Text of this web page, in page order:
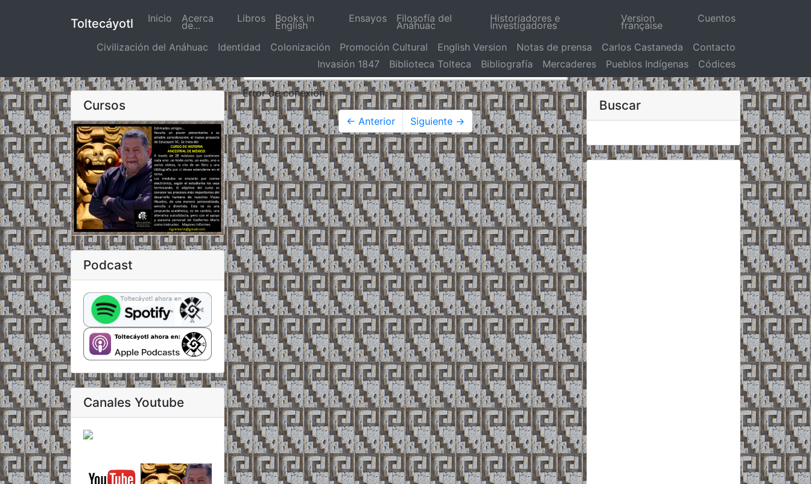
Toltecáyotl Inicio (actual)
Acerca
de...
Libros Books in
English
Ensayos Filosofía del
Anáhuac
Historiadores e
Investigadores
Version
française
Cuentos
Civilización del Anáhuac Identidad Colonización Promoción Cultural English Version Notas de prensa Carlos Castaneda
Contacto
Invasión 1847
Biblioteca Tolteca Bibliografía Mercaderes Pueblos Indígenas Códices
Cursos
Podcast
Canales Youtube
Error de conexión.
← Anterior Siguiente →
Buscar